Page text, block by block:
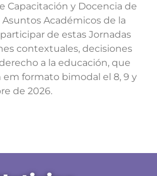
Capacitación y Docencia de
Asuntos Académicos de la
de estas Jornadas
contextuales, decisiones
a la educación, que
em formato bimodal el 8, 9 y
de 2026.